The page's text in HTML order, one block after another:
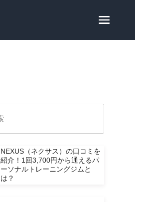
NEXUS（ネクサス）の口コミを
紹介！1回3,700円から通えるパ
ーソナルトレーニングジムと
は？